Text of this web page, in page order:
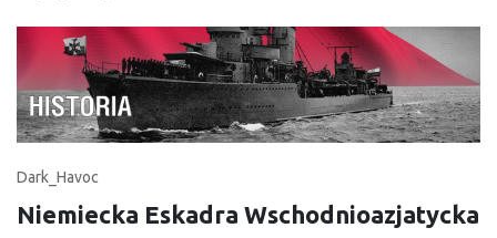
Dark_Havoc
Niemiecka Eskadra Wschodnioazjatycka